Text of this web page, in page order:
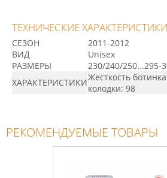
ТЕХНИЧЕСКИЕ
СЕЗОН
2011-2012
ВИД
Unisex
РАЗМЕРЫ
230/240/250...295-
ХАРАКТЕРИСТИКИЖесткость
колодки: 98
РЕКОМЕНДУЕМЫЕ ТОВАРЫ